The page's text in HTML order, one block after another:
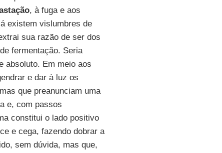
, à fuga e aos
existem vislumbres de
sua razão de ser dos
fermentação. Seria
absoluto. Em meio aos
e dar à luz os
que preanunciam uma
e, com passos
constitui o lado positivo
e cega, fazendo dobrar a
sem dúvida, mas que,